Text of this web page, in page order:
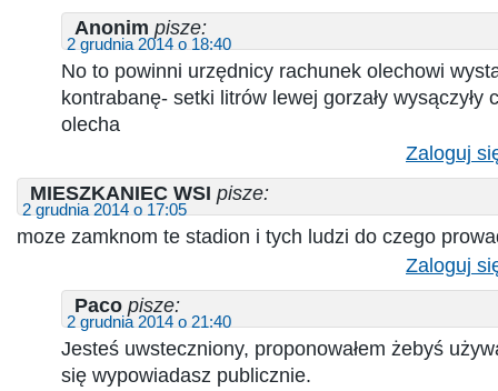
Anonim pisze:
2 grudnia 2014 o 18:40
No to powinni urzędnicy rachunek olechowi
kontrabanę- setki litrów lewej gorzały wysączyły
olecha
Zaloguj
MIESZKANIEC WSI pisze:
2 grudnia 2014 o 17:05
moze zamknom te stadion i tych ludzi do czego
Zaloguj
Paco pisze:
2 grudnia 2014 o 21:40
Jesteś uwsteczniony, proponowałem żebyś
się wypowiadasz publicznie.